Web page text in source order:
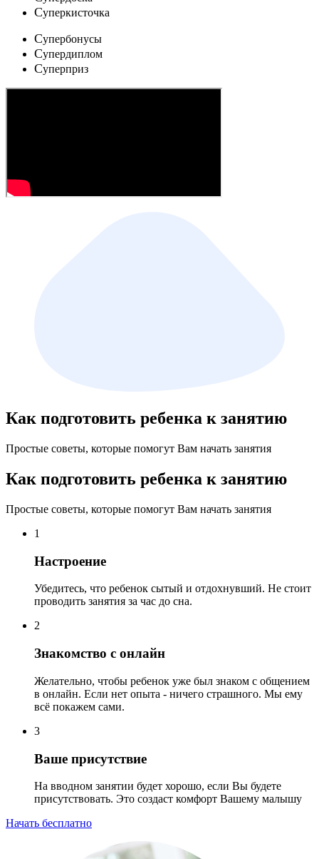
Cуперкисточка
Cупербонусы
Cупердиплом
Cуперприз
Как подготовить ребенка к занятию
Простые советы, которые помогут Вам начать занятия
Как подготовить ребенка к занятию
Простые советы, которые помогут Вам начать занятия
1
Настроение
Убедитесь, что ребенок сытый и отдохнувший. Не стоит
проводить занятия за час до сна.
2
Знакомство с онлайн
Желательно, чтобы ребенок уже был знаком с общением
в онлайн. Если нет опыта - ничего страшного. Мы ему
всё покажем сами.
3
Ваше присутствие
На вводном занятии будет хорошо, если Вы будете
присутствовать. Это создаст комфорт Вашему малышу
Начать бесплатно